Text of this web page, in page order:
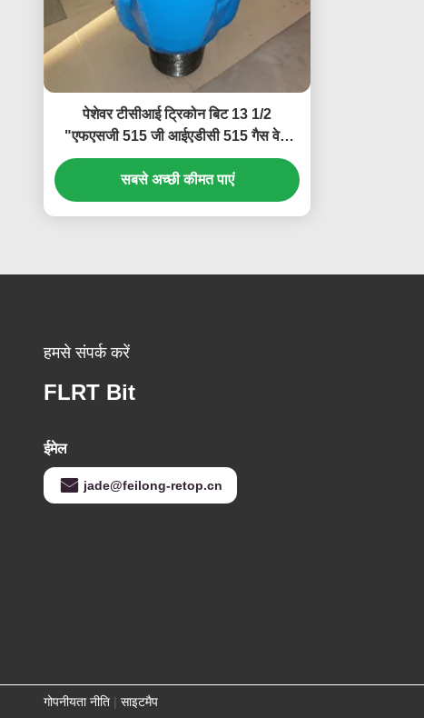
पेशेवर टीसीआई ट्रिकोन बिट 13 1/2
"एफएसजी 515 जी आईएडीसी 515 गैस वेल
ड्रिलिंग के लिए
सबसे अच्छी कीमत पाएं
हमसे संपर्क करें
FLRT Bit
ईमेल
jade@feilong-retop.cn
गोपनीयता नीति | साइटमैप